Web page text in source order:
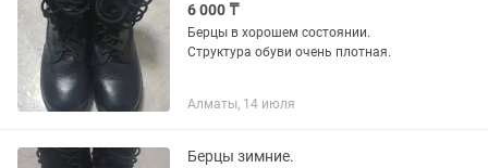
6 000 ₸
Берцы в хорошем состоянии.
Структура обуви очень плотная.
Алматы, 14 июля
Берцы зимние.